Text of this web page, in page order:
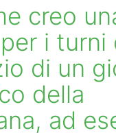
creo
i turni
di un
della
ad